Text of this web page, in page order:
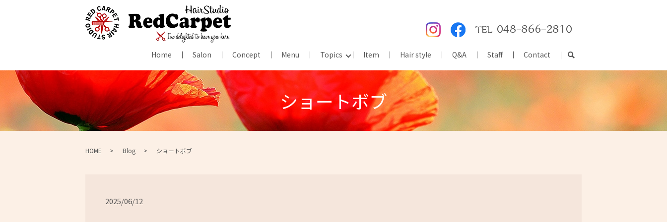
Home Salon Concept Menu Topics Item Hair style Q&A Staff Contact
ショートボブ
HOME Blog ショートボブ
2025/06/12